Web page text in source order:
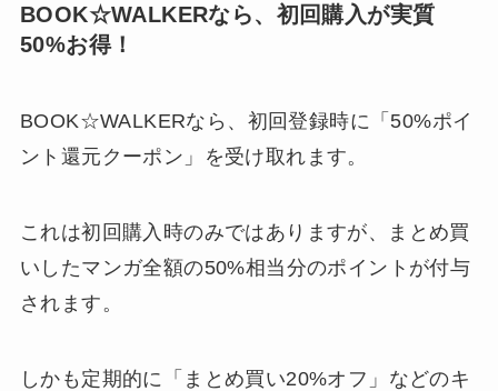
BOOK☆WALKERなら、初回購入が実質
50%お得！
BOOK☆WALKERなら、初回登録時に「50%ポイ
ント還元クーポン」を受け取れます。
これは初回購入時のみではありますが、まとめ買
いしたマンガ全額の50%相当分のポイントが付与
されます。
しかも定期的に「まとめ買い20%オフ」などのキ